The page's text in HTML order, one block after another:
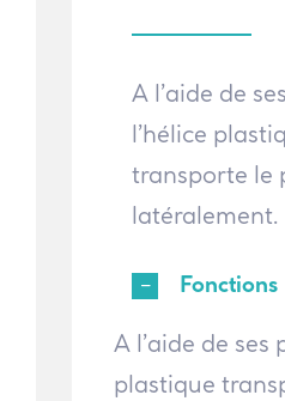
A l’aide de
l’hélice
transporte le
latéralement.
Fonctions
A l’aide de ses
plastique